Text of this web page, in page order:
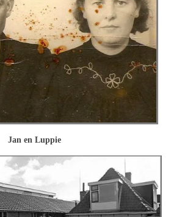
Jan en Luppie